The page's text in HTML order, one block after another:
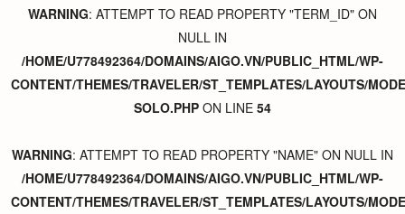
WARNING: ATTEMPT TO READ PROPERTY "TERM_ID" ON
NULL IN
/HOME/U778492364/DOMAINS/AIGO.VN/PUBLIC_HTML/WP-
CONTENT/THEMES/TRAVELER/ST_TEMPLATES/LAYOUTS/
SOLO.PHP ON LINE 54
WARNING: ATTEMPT TO READ PROPERTY "NAME" ON NULL IN
/HOME/U778492364/DOMAINS/AIGO.VN/PUBLIC_HTML/WP-
CONTENT/THEMES/TRAVELER/ST_TEMPLATES/LAYOUTS/